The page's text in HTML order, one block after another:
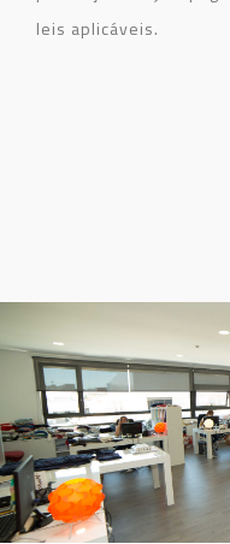
leis aplicáveis.